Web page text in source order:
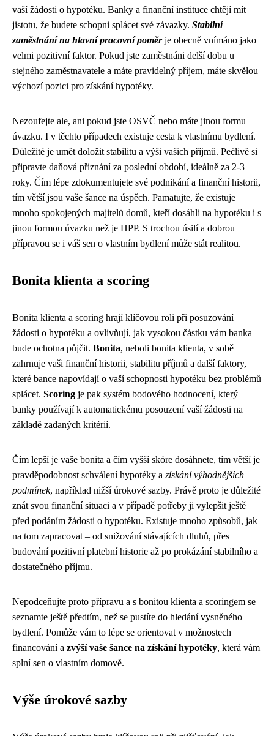
vaší žádosti o hypotéku. Banky a finanční instituce chtějí mít
jistotu, že budete schopni splácet své závazky. Stabilní
zaměstnání na hlavní pracovní poměrje obecně vnímáno jako
velmi pozitivní faktor. Pokud jste zaměstnáni delší dobu u
stejného zaměstnavatele a máte pravidelný příjem, máte skvělou
výchozí pozici pro získání hypotéky.
Nezoufejte ale, ani pokud jste OSVČ nebo máte jinou formu
úvazku. I v těchto případech existuje cesta k vlastnímu bydlení.
Důležité je umět doložit stabilitu a výši vašich příjmů. Pečlivě si
připravte daňová přiznání za poslední období, ideálně za 2-3
roky. Čím lépe zdokumentujete své podnikání a finanční historii,
tím větší jsou vaše šance na úspěch. Pamatujte, že existuje
mnoho spokojených majitelů domů, kteří dosáhli na hypotéku i s
jinou formou úvazku než je HPP. S trochou úsilí a dobrou
přípravou se i váš sen o vlastním bydlení může stát realitou.
Bonita klienta a scoring
Bonita klienta a scoring hrají klíčovou roli při posuzování
žádosti o hypotéku a ovlivňují, jak vysokou částku vám banka
bude ochotna půjčit. Bonita, neboli bonita klienta, v sobě
zahrnuje vaši finanční historii, stabilitu příjmů a další faktory,
které bance napovídají o vaší schopnosti hypotéku bez problémů
splácet. Scoring je pak systém bodového hodnocení, který
banky používají k automatickému posouzení vaší žádosti na
základě zadaných kritérií.
Čím lepší je vaše bonita a čím vyšší skóre dosáhnete, tím větší je
pravděpodobnost schválení hypotéky a získání výhodnějších
podmínek, například nižší úrokové sazby. Právě proto je důležité
znát svou finanční situaci a v případě potřeby ji vylepšit ještě
před podáním žádosti o hypotéku. Existuje mnoho způsobů, jak
na tom zapracovat – od snižování stávajících dluhů, přes
budování pozitivní platební historie až po prokázání stabilního a
dostatečného příjmu.
Nepodceňujte proto přípravu a s bonitou klienta a scoringem se
seznamte ještě předtím, než se pustíte do hledání vysněného
bydlení. Pomůže vám to lépe se orientovat v možnostech
financování a zvýší vaše šance na získání hypotéky, která vám
splní sen o vlastním domově.
Výše úrokové sazby